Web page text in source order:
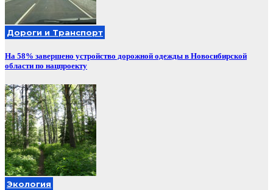
Дороги и Транспорт
На 58% завершено устройство дорожной одежды в Новосибирской
области по нацпроекту
Экология